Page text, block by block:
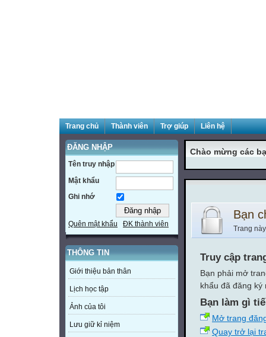
Trang chủ Thành viên Trợ giúp Liên hệ
ĐĂNG NHẬP
Tên truy nhập
Mật khẩu
Ghi nhớ
Quên mật khẩu ĐK thành viên
THÔNG TIN
Giới thiệu bản thân
Lịch học tập
Ảnh của tôi
Lưu giữ kỉ niệm
Chào mừng các
Bạn
Trang
Truy cập
Bạn phải mở
khẩu đã đăng
Bạn làm gì
Mở trang
Quay trở lại